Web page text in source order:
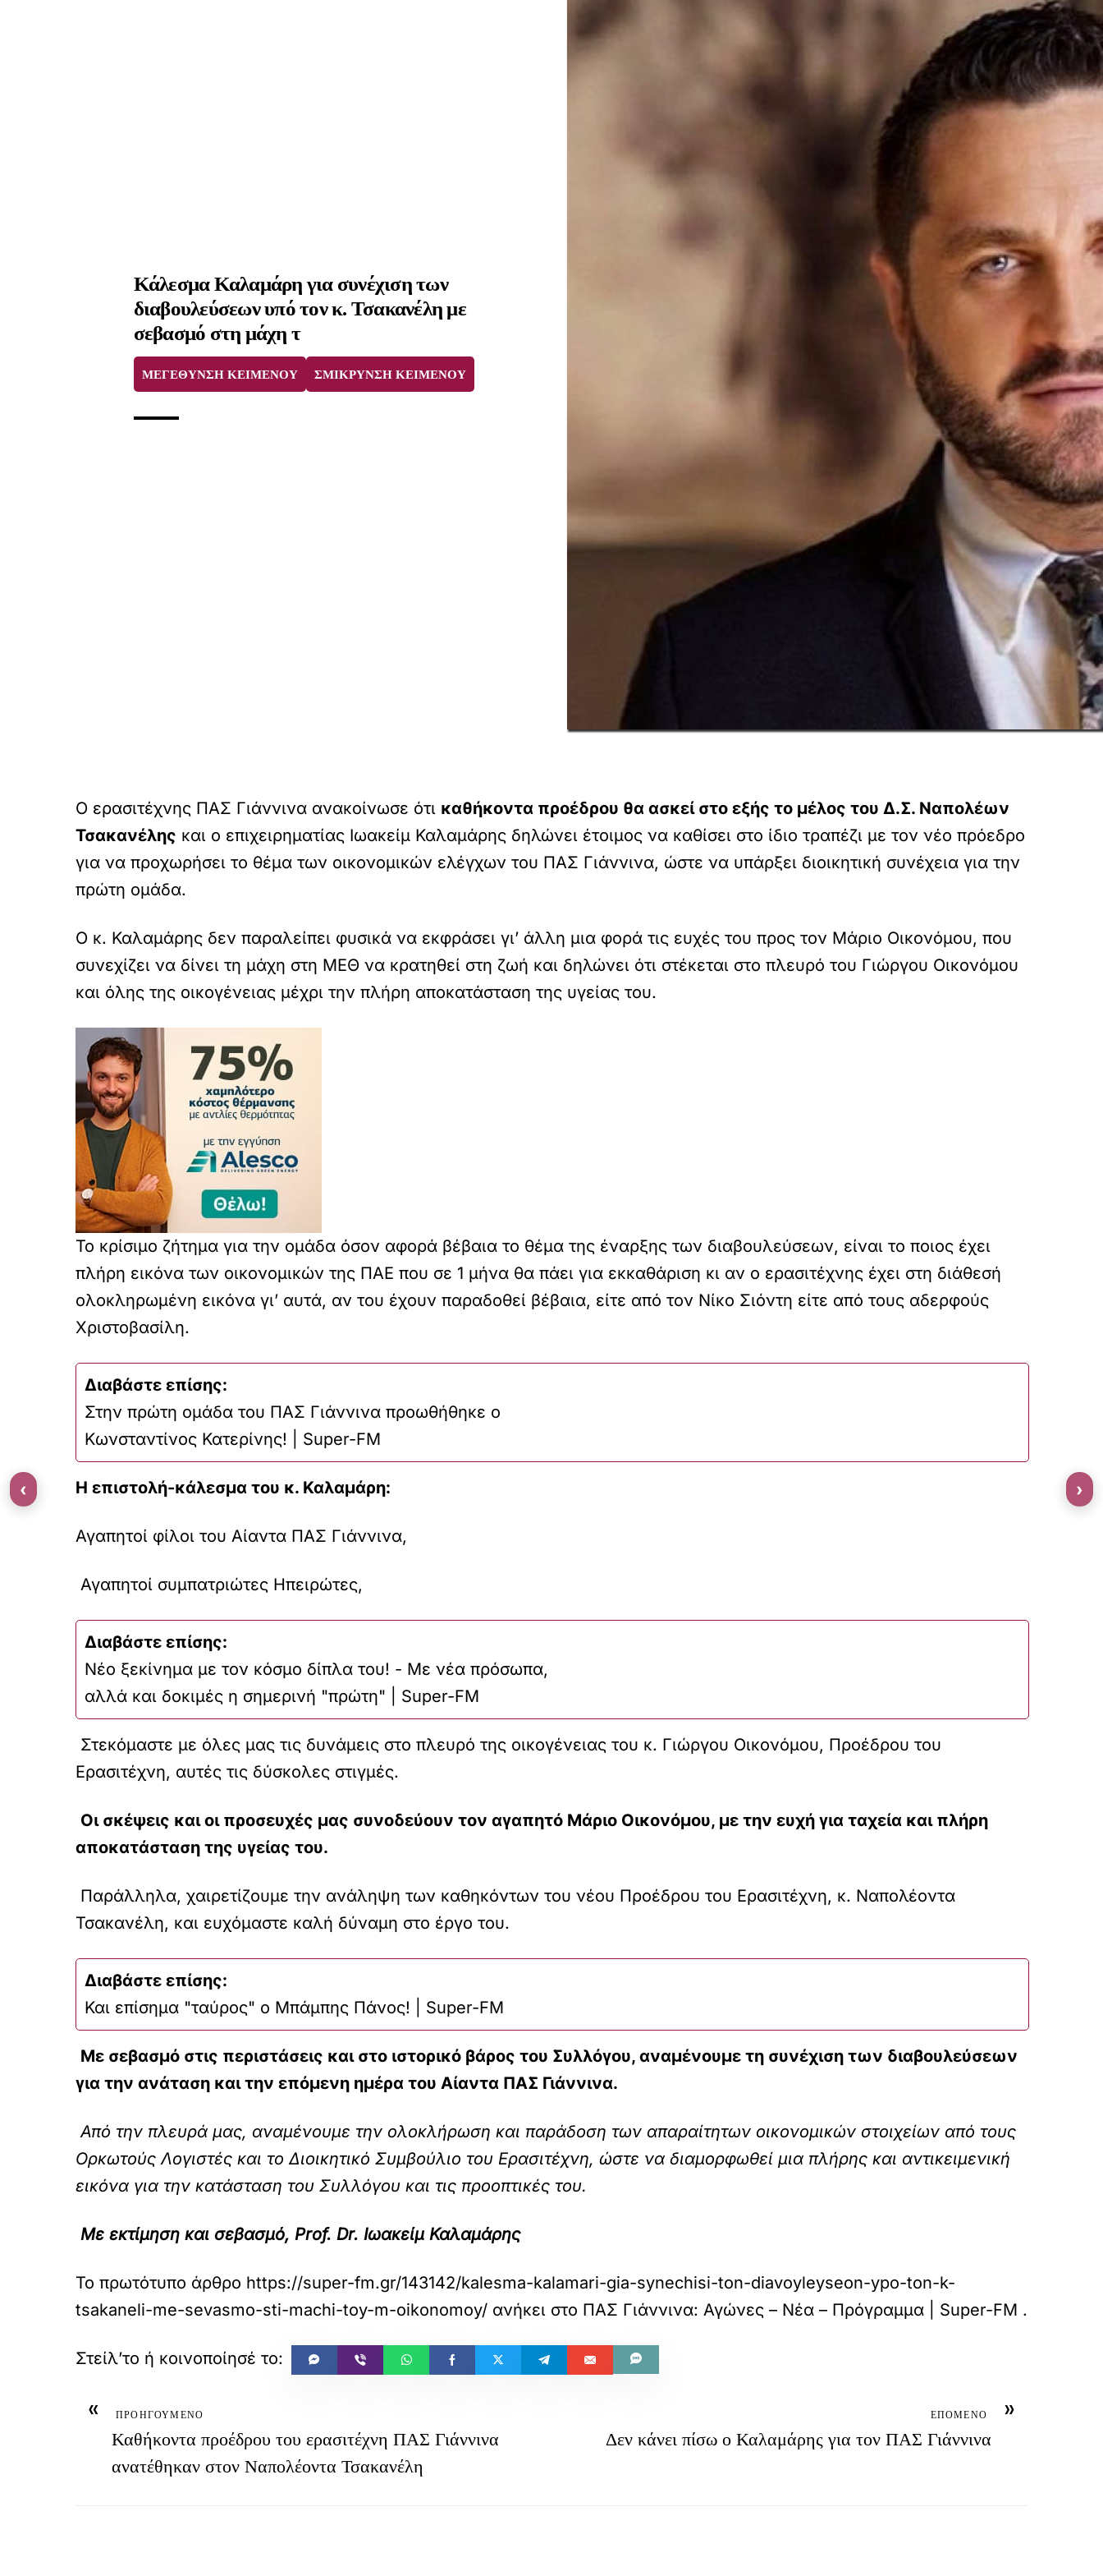
Κάλεσμα Καλαμάρη για συνέχιση των
διαβουλεύσεων υπό τον κ. Τσακανέλη με
σεβασμό στη μάχη τ
ΜΕΓΕΘΥΝΣΗ ΚΕΙΜΕΝΟΥ ΣΜΙΚΡΥΝΣΗ ΚΕΙΜΕΝΟΥ
Ο ερασιτέχνης ΠΑΣ Γιάννινα ανακοίνωσε ότι καθήκοντα προέδρου θα ασκεί στο εξής το μέλος του Δ.Σ. Ναπολέων
Τσακανέλης και ο επιχειρηματίας Ιωακείμ Καλαμάρης δηλώνει έτοιμος να καθίσει στο ίδιο τραπέζι με τον νέο πρόεδρο
για να προχωρήσει το θέμα των οικονομικών ελέγχων του ΠΑΣ Γιάννινα, ώστε να υπάρξει διοικητική συνέχεια για την
πρώτη ομάδα.
Ο κ. Καλαμάρης δεν παραλείπει φυσικά να εκφράσει γι’ άλλη μια φορά τις ευχές του προς τον Μάριο Οικονόμου, που
συνεχίζει να δίνει τη μάχη στη ΜΕΘ να κρατηθεί στη ζωή και δηλώνει ότι στέκεται στο πλευρό του Γιώργου Οικονόμου
και όλης της οικογένειας μέχρι την πλήρη αποκατάσταση της υγείας του.
Το κρίσιμο ζήτημα για την ομάδα όσον αφορά βέβαια το θέμα της έναρξης των διαβουλεύσεων, είναι το ποιος έχει
πλήρη εικόνα των οικονομικών της ΠΑΕ που σε 1 μήνα θα πάει για εκκαθάριση κι αν ο ερασιτέχνης έχει στη διάθεσή
ολοκληρωμένη εικόνα γι’ αυτά, αν του έχουν παραδοθεί βέβαια, είτε από τον Νίκο Σιόντη είτε από τους αδερφούς
Χριστοβασίλη.
Διαβάστε επίσης:
Στην πρώτη ομάδα του ΠΑΣ Γιάννινα προωθήθηκε ο
Κωνσταντίνος Κατερίνης! | Super-FM
Η επιστολή-κάλεσμα του κ. Καλαμάρη:
Αγαπητοί φίλοι του Αίαντα ΠΑΣ Γιάννινα,
Αγαπητοί συμπατριώτες Ηπειρώτες,
Διαβάστε επίσης:
Νέο ξεκίνημα με τον κόσμο δίπλα του! - Με νέα πρόσωπα,
αλλά και δοκιμές η σημερινή "πρώτη" | Super-FM
Στεκόμαστε με όλες μας τις δυνάμεις στο πλευρό της οικογένειας του κ. Γιώργου Οικονόμου, Προέδρου του
Ερασιτέχνη, αυτές τις δύσκολες στιγμές.
Οι σκέψεις και οι προσευχές μας συνοδεύουν τον αγαπητό Μάριο Οικονόμου, με την ευχή για ταχεία και πλήρη
αποκατάσταση της υγείας του.
Παράλληλα, χαιρετίζουμε την ανάληψη των καθηκόντων του νέου Προέδρου του Ερασιτέχνη, κ. Ναπολέοντα
Τσακανέλη, και ευχόμαστε καλή δύναμη στο έργο του.
Διαβάστε επίσης:
Και επίσημα "ταύρος" ο Μπάμπης Πάνος! | Super-FM
Με σεβασμό στις περιστάσεις και στο ιστορικό βάρος του Συλλόγου, αναμένουμε τη συνέχιση των διαβουλεύσεων
για την ανάταση και την επόμενη ημέρα του Αίαντα ΠΑΣ Γιάννινα.
Από την πλευρά μας, αναμένουμε την ολοκλήρωση και παράδοση των απαραίτητων οικονομικών στοιχείων από τους
Ορκωτούς Λογιστές και το Διοικητικό Συμβούλιο του Ερασιτέχνη, ώστε να διαμορφωθεί μια πλήρης και αντικειμενική
εικόνα για την κατάσταση του Συλλόγου και τις προοπτικές του.
Με εκτίμηση και σεβασμό, Prof. Dr. Ιωακείμ Καλαμάρης
Το πρωτότυπο άρθρο https://super-fm.gr/143142/kalesma-kalamari-gia-synechisi-ton-diavoyleyseon-ypo-ton-k-
tsakaneli-me-sevasmo-sti-machi-toy-m-oikonomoy/ ανήκει στο ΠΑΣ Γιάννινα: Αγώνες – Νέα – Πρόγραμμα | Super-FM .
« ΠΡΟΗΓΟΥΜΕΝΟ
Καθήκοντα προέδρου του ερασιτέχνη ΠΑΣ Γιάννινα
ανατέθηκαν στον Ναπολέοντα Τσακανέλη
»
ΕΠΟΜΕΝΟ
Δεν κάνει πίσω ο Καλαμάρης για τον ΠΑΣ Γιάννινα
‹ ›